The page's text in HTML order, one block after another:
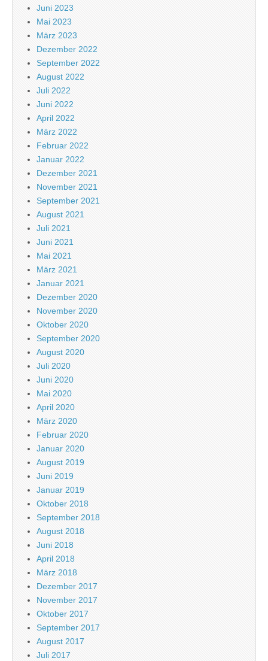
Juni 2023
Mai 2023
März 2023
Dezember 2022
September 2022
August 2022
Juli 2022
Juni 2022
April 2022
März 2022
Februar 2022
Januar 2022
Dezember 2021
November 2021
September 2021
August 2021
Juli 2021
Juni 2021
Mai 2021
März 2021
Januar 2021
Dezember 2020
November 2020
Oktober 2020
September 2020
August 2020
Juli 2020
Juni 2020
Mai 2020
April 2020
März 2020
Februar 2020
Januar 2020
August 2019
Juni 2019
Januar 2019
Oktober 2018
September 2018
August 2018
Juni 2018
April 2018
März 2018
Dezember 2017
November 2017
Oktober 2017
September 2017
August 2017
Juli 2017